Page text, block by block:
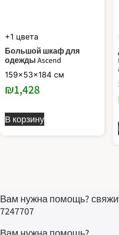
+1 цвета
Большой шкаф для
одежды Ascend
159x53x184 см
₪1,428
В корзину
можно
выбрать
Вам нужна помощь?
7247707